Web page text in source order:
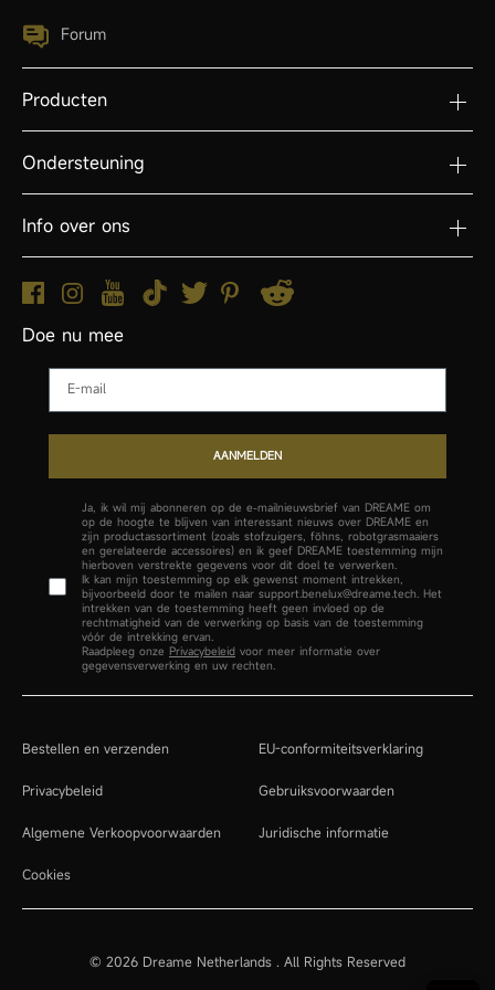
Forum
Producten
Ondersteuning
Info over ons
Doe nu mee
AANMELDEN
Ja, ik wil mij abonneren op de e-mailnieuwsbrief van DREAME om
op de hoogte te blijven van interessant nieuws over DREAME en
zijn productassortiment (zoals stofzuigers, föhns, robotgrasmaaiers
en gerelateerde accessoires) en ik geef DREAME toestemming mijn
hierboven verstrekte gegevens voor dit doel te verwerken.
Ik kan mijn toestemming op elk gewenst moment intrekken,
bijvoorbeeld door te mailen naar support.benelux@dreame.tech. Het
intrekken van de toestemming heeft geen invloed op de
rechtmatigheid van de verwerking op basis van de toestemming
vóór de intrekking ervan.
Raadpleeg onze Privacybeleid voor meer informatie over
gegevensverwerking en uw rechten.
Bestellen en verzenden EU-conformiteitsverklaring
Privacybeleid Gebruiksvoorwaarden
Algemene Verkoopvoorwaarden Juridische informatie
Cookies
© 2026 Dreame Netherlands . All Rights Reserved